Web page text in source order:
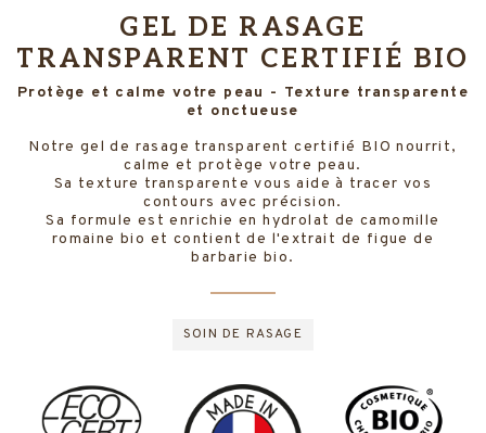
GEL DE RASAGE
TRANSPARENT CERTIFIÉ BIO
Protège et calme votre peau - Texture transparente
et onctueuse
Notre gel de rasage transparent certifié BIO nourrit,
calme et protège votre peau.
Sa texture transparente vous aide à tracer vos
contours avec précision.
Sa formule est enrichie en hydrolat de camomille
romaine bio et contient de l'extrait de figue de
barbarie bio.
SOIN DE RASAGE